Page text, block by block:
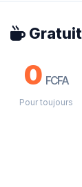
Gratuit
0 FCFA
Pour toujours